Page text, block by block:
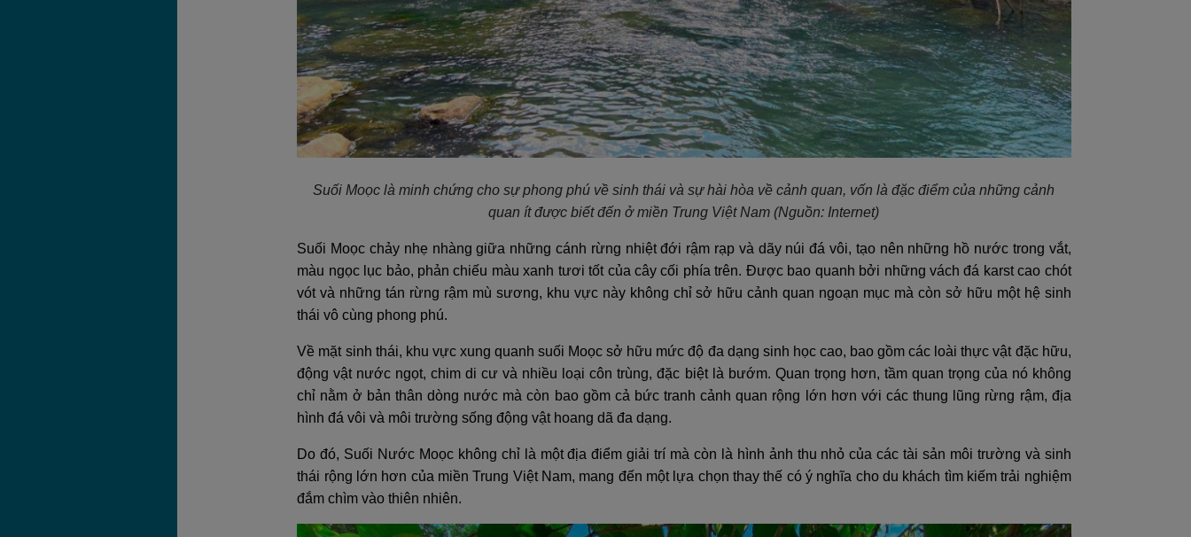
Suối Moọc là minh chứng cho sự phong phú về sinh thái và sự hài hòa về cảnh quan, vốn là đặc điểm của những cảnh
quan ít được biết đến ở miền Trung Việt Nam(Nguồn: Internet)
Suối Moọc chảy nhẹ nhàng giữa những cánh rừng nhiệt đới rậm rạp và dãy núi đá vôi, tạo nên những hồ nước trong vắt,
màu ngọc lục bảo, phản chiếu màu xanh tươi tốt của cây cối phía trên. Được bao quanh bởi những vách đá karst cao chót
vót và những tán rừng rậm mù sương, khu vực này không chỉ sở hữu cảnh quan ngoạn mục mà còn sở hữu một hệ sinh
thái vô cùng phong phú.
Về mặt sinh thái, khu vực xung quanh suối Moọc sở hữu mức độ đa dạng sinh học cao, bao gồm các loài thực vật đặc hữu,
động vật nước ngọt, chim di cư và nhiều loại côn trùng, đặc biệt là bướm. Quan trọng hơn, tầm quan trọng của nó không
chỉ nằm ở bản thân dòng nước mà còn bao gồm cả bức tranh cảnh quan rộng lớn hơn với các thung lũng rừng rậm, địa
hình đá vôi và môi trường sống động vật hoang dã đa dạng.
Do đó, Suối Nước Moọc không chỉ là một địa điểm giải trí mà còn là hình ảnh thu nhỏ của các tài sản môi trường và sinh
thái rộng lớn hơn của miền Trung Việt Nam, mang đến một lựa chọn thay thế có ý nghĩa cho du khách tìm kiếm trải nghiệm
đắm chìm vào thiên nhiên.